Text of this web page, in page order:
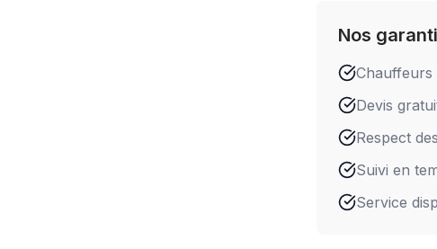
Nos
Chauffeurs
Devis
Respect
Suivi en
Service